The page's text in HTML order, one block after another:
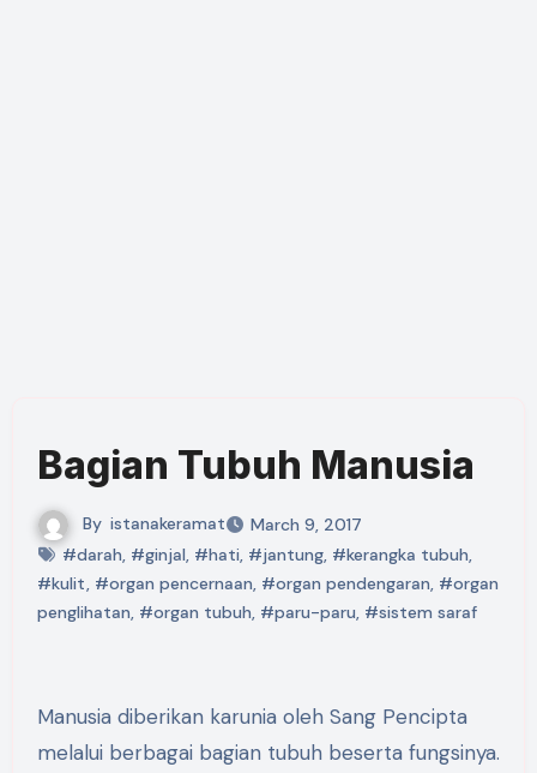
Bagian Tubuh Manusia
By istanakeramat
March 9, 2017
#darah, #ginjal, #hati, #jantung, #kerangka tubuh,
#kulit, #organ pencernaan, #organ pendengaran, #organ
penglihatan, #organ tubuh, #paru-paru, #sistem saraf
Manusia diberikan karunia oleh Sang Pencipta
melalui berbagai bagian tubuh beserta fungsinya.